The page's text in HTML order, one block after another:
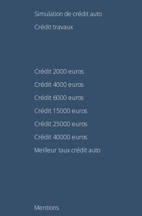
Simulation de crédit auto
Crédit travaux
Crédit 2000 euros
Crédit 4000 euros
Crédit 6000 euros
Crédit 15000 euros
Crédit 25000 euros
Crédit 40000 euros
Meilleur taux crédit auto
Mentions